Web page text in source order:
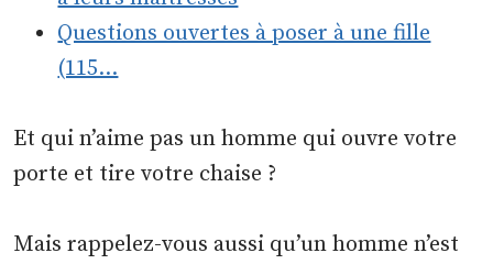
Questions ouvertes à poser à une fille
(115…
Et qui n’aime pas un homme qui ouvre votre
porte et tire votre chaise ?
Mais rappelez-vous aussi qu’un homme n’est